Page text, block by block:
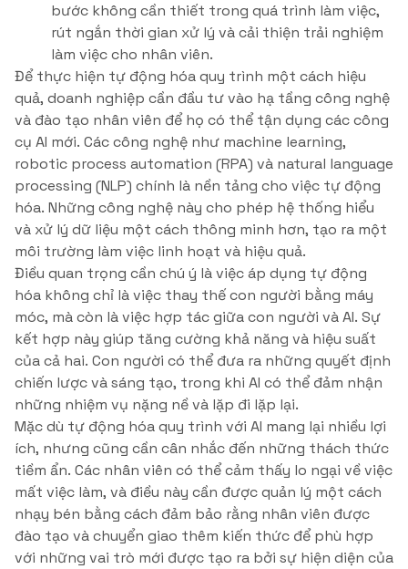
bước không cần thiết trong quá trình làm việc,
rút ngắn thời gian xử lý và cải thiện trải nghiệm
làm việc cho nhân viên.
Để thực hiện tự động hóa quy trình một cách hiệu
quả, doanh nghiệp cần đầu tư vào hạ tầng công nghệ
và đào tạo nhân viên để họ có thể tận dụng các công
cụ AI mới. Các công nghệ như machine learning,
robotic process automation (RPA) và natural language
processing (NLP) chính là nền tảng cho việc tự động
hóa. Những công nghệ này cho phép hệ thống hiểu
và xử lý dữ liệu một cách thông minh hơn, tạo ra một
môi trường làm việc linh hoạt và hiệu quả.
Điều quan trọng cần chú ý là việc áp dụng tự động
hóa không chỉ là việc thay thế con người bằng máy
móc, mà còn là việc hợp tác giữa con người và AI. Sự
kết hợp này giúp tăng cường khả năng và hiệu suất
của cả hai. Con người có thể đưa ra những quyết định
chiến lược và sáng tạo, trong khi AI có thể đảm nhận
những nhiệm vụ nặng nề và lặp đi lặp lại.
Mặc dù tự động hóa quy trình với AI mang lại nhiều lợi
ích, nhưng cũng cần cân nhắc đến những thách thức
tiềm ẩn. Các nhân viên có thể cảm thấy lo ngại về việc
mất việc làm, và điều này cần được quản lý một cách
nhạy bén bằng cách đảm bảo rằng nhân viên được
đào tạo và chuyển giao thêm kiến thức để phù hợp
với những vai trò mới được tạo ra bởi sự hiện diện của